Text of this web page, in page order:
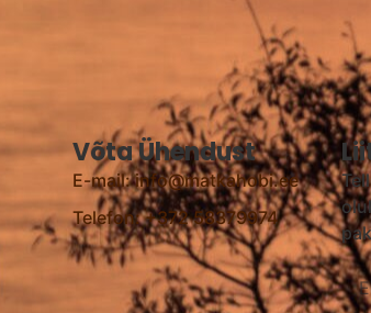
Võta Ühendust
E-mail: info@matkahobi.ee
Telefon: +372 58379974